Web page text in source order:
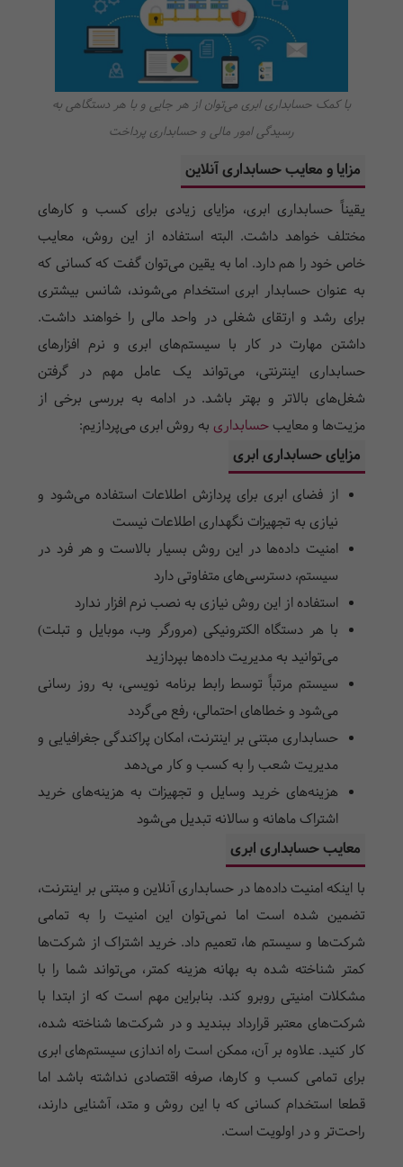
با کمک حسابداری ابری می‌توان از هر جایی و با هر دستگاهی به
رسیدگی امور مالی و حسابداری پرداخت
مزایا و معایب ‌حسابداری آنلاین
یقیناً حسابداری ابری، مزایای زیادی برای کسب و کارهای
مختلف خواهد داشت. البته استفاده از این روش، معایب
خاص خود را هم دارد. اما به یقین می‌توان گفت که کسانی که
به عنوان حسابدار ابری استخدام می‌شوند، شانس بیشتری
برای رشد و ارتقای شغلی در واحد مالی را خواهند داشت.
داشتن مهارت در کار با سیستم‌های ابری و نرم افزارهای
حسابداری اینترنتی، می‌تواند یک عامل مهم در گرفتن
شغل‌های بالاتر و بهتر باشد. در ادامه به بررسی برخی از
مزیت‌ها و معایبحسابداری به روش ابری می‌پردازیم:
مزایای حسابداری ابری
از فضای ابری برای پردازش اطلاعات استفاده می‌شود و
نیازی به تجهیزات نگهداری اطلاعات نیست
امنیت داده‌ها در این روش بسیار بالاست و هر فرد در
سیستم، دسترسی‌های متفاوتی دارد
استفاده از این روش نیازی به نصب نرم افزار ندارد
با هر دستگاه الکترونیکی (مرورگر وب، موبایل و تبلت)
می‌توانید به مدیریت داده‌ها بپردازید
سیستم مرتباً توسط رابط برنامه نویسی، به روز رسانی
می‌شود و خطاهای احتمالی، رفع می‌گردد
حسابداری مبتنی بر اینترنت، امکان پراکندگی جغرافیایی و
مدیریت شعب را به کسب و کار می‌دهد
هزینه‌های خرید وسایل و تجهیزات به هزینه‌های خرید
اشتراک ماهانه و سالانه تبدیل می‌شود
معایب حسابداری ابری
با اینکه امنیت داده‌ها در حسابداری آنلاین و مبتنی بر اینترنت،
تضمین شده است اما نمی‌توان این امنیت را به تمامی
شرکت‌ها و سیستم ها، تعمیم داد. خرید اشتراک از شرکت‌ها
کمتر شناخته شده به بهانه هزینه کمتر، می‌تواند شما را با
مشکلات امنیتی روبرو کند. بنابراین مهم است که از ابتدا با
شرکت‌های معتبر قرارداد ببندید و در شرکت‌ها شناخته شده،
کار کنید. علاوه بر آن، ممکن است راه اندازی سیستم‌های ابری
برای تمامی کسب و کارها، صرفه اقتصادی نداشته باشد اما
قطعا استخدام کسانی که با این روش و متد، آشنایی دارند،
راحت‌تر و در اولویت است.